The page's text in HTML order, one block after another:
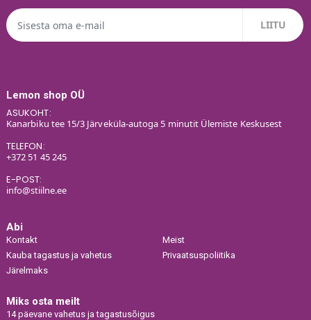
Lemon shop OÜ
ASUKOHT:
Kanarbiku tee 15/3 Järveküla-autoga 5 minutit Ülemiste Keskusest
TELEFON:
+372 51 45 245
E-POST:
info@stiilne.ee
Abi
Kontakt
Kauba tagastus ja vahetus
Järelmaks
Meist
Privaatsuspoliitika
Miks osta meilt
14 päevane vahetus ja tagastusõigus